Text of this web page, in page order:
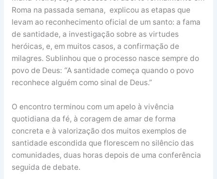
Roma na passada semana, explicou as etapas que
levam ao reconhecimento oficial de um santo: a fama
de santidade, a investigação sobre as virtudes
heróicas, e, em muitos casos, a confirmação de
milagres. Sublinhou que o processo nasce sempre do
povo de Deus: “A santidade começa quando o povo
reconhece alguém como sinal de Deus.”
O encontro terminou com um apelo à vivência
quotidiana da fé, à coragem de amar de forma
concreta e à valorização dos muitos exemplos de
santidade escondida que florescem no silêncio das
comunidades, duas horas depois de uma conferência
seguida de debate.